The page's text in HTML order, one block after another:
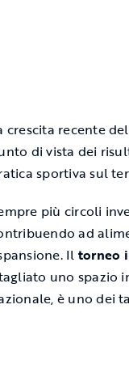
crescita recente del
di vista dei
sportiva sul
più circoli
ad
Il torneo
uno spazio
è uno dei